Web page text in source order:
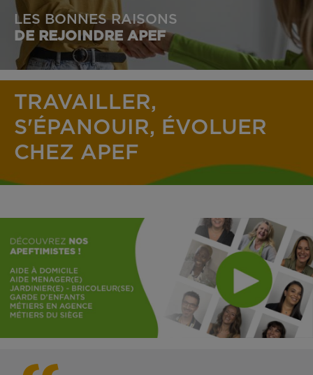
LES BONNES RAISONS
DE REJOINDRE APEF
TRAVAILLER,
S'ÉPANOUIR, ÉVOLUER
CHEZ APEF